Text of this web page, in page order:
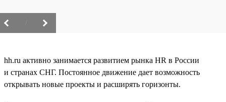
hh.ru активно занимается развитием рынка HR в России
и странах СНГ. Постоянное движение дает возможность
открывать новые проекты и расширять горизонты.